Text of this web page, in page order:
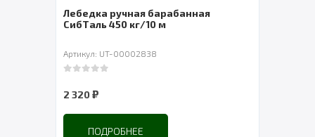
Лебедка ручная барабанная
СибТаль 450 кг/10 м
Артикул: UT-00002838
2 320₽
ПОДРОБНЕЕ